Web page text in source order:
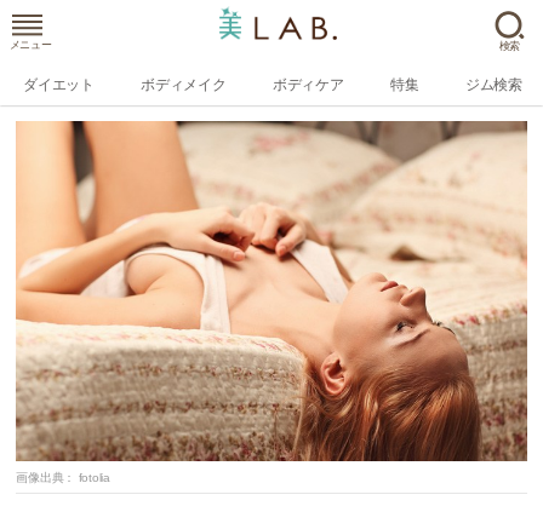
メニュー 検索
ダイエット ボディメイク ボディケア 特集 ジム検索
画像出典： fotolia